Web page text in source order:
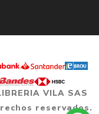
VILA SAS
reservados.